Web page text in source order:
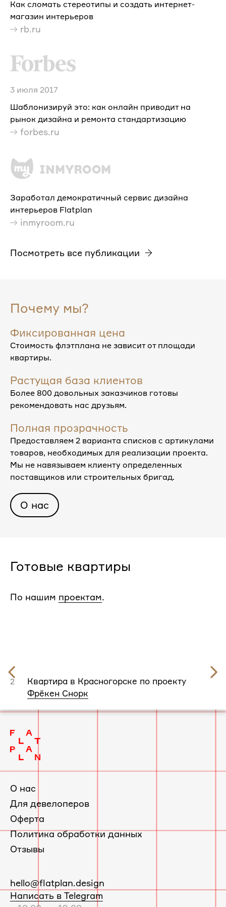
Как сломать стереотипы и создать интернет-
магазин интерьеров
rb.ru
3 июля 2017
Шаблонизируй это: как онлайн приводит на
рынок дизайна и ремонта стандартизацию
forbes.ru
Заработал демократичный сервис дизайна
интерьеров Flatplan
inmyroom.ru
Посмотреть все публикации
Почему мы?
Фиксированная цена
Стоимость флэтплана не зависит от площади
квартиры.
Растущая база клиентов
Более 800 довольных заказчиков готовы
рекомендовать нас друзьям.
Полная прозрачность
Предоставляем 2 варианта списков с артикулами
товаров, необходимых для реализации проекта.
Мы не навязываем клиенту определенных
поставщиков или строительных бригад.
О нас
Готовые квартиры
По нашим проектам.
2
Квартира в Красногорске по проекту
Фрёкен Снорк
слайд
О нас
Для девелоперов
Оферта
Политика обработки данных
Отзывы
E-
mail:
hello@flatplan.design
Написать в Telegram